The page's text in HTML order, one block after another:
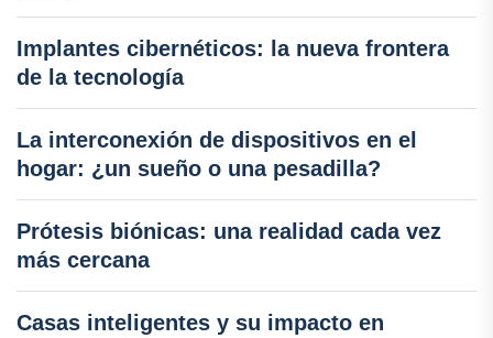
Implantes cibernéticos: la nueva frontera
de la tecnología
La interconexión de dispositivos en el
hogar: ¿un sueño o una pesadilla?
Prótesis biónicas: una realidad cada vez
más cercana
Casas inteligentes y su impacto en